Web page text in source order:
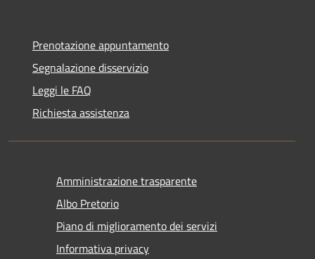
Prenotazione appuntamento
Segnalazione disservizio
Leggi le FAQ
Richiesta assistenza
Amministrazione trasparente
Albo Pretorio
Piano di miglioramento dei servizi
Informativa privacy